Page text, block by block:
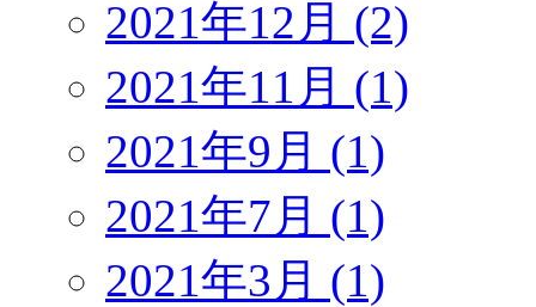
2021年12月 (2)
2021年11月 (1)
2021年9月 (1)
2021年7月 (1)
2021年3月 (1)